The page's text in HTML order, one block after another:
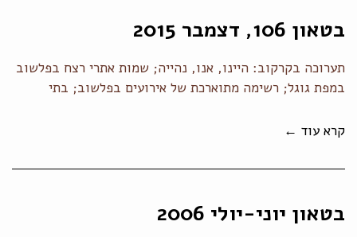
בטאון 106, דצמבר 2015
תערוכה בקרקוב: היינו, אנו, נהייה; שמות אתרי רצח בפלשוב
במפת גוגל; רשימה מתוארכת של אירועים בפלשוב; בתי
קרא עוד ←
בטאון יוני-יולי 2006